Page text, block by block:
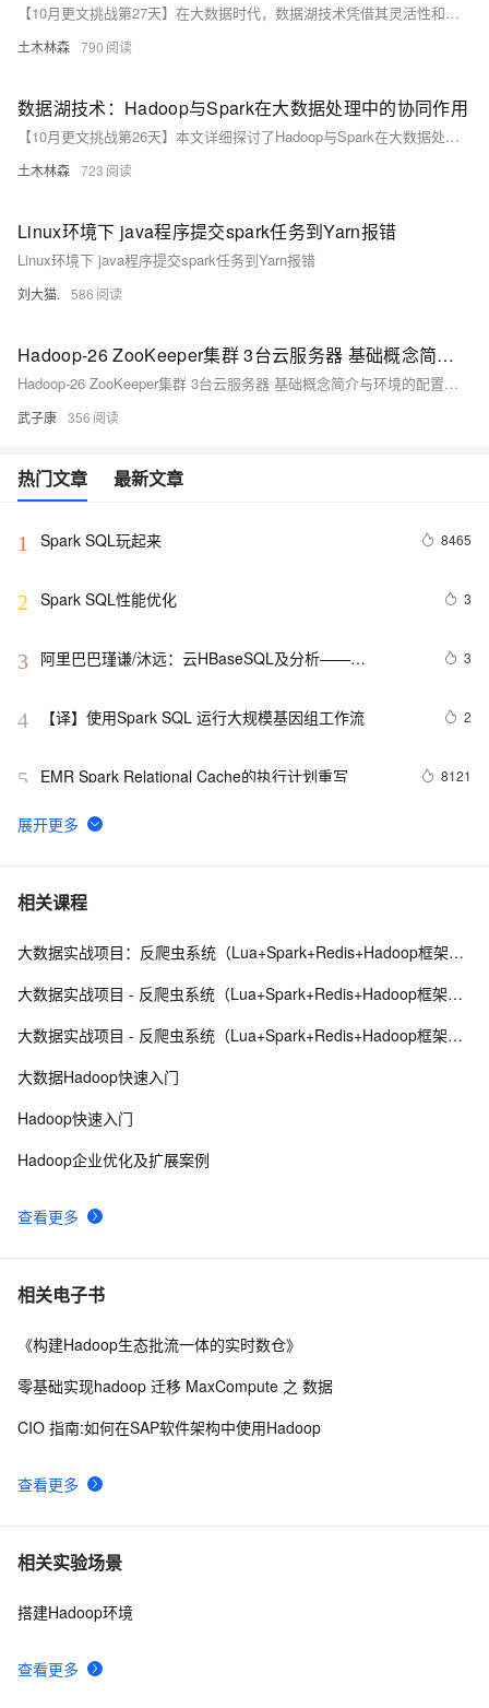
【10月更文挑战第27天】在大数据时代，数据湖技术凭借其灵活性和成本效益成为企业存储和分析大规模异构数据的首选。Hadoop和Spark作为数据湖技术的核心组件，通过HDFS存储数据和Spark进行高效计算，实现了数据处理的优化。本文探讨了Hadoop与Spark的最佳实践，包括数据存储、处理、安全和可视化等方面，展示了它们在实际应用中的协同效应。
土木林森 790
数据湖技术：Hadoop与Spark在大数据处理中的协同作用
【10月更文挑战第26天】本文详细探讨了Hadoop与Spark在大数据处理中的协同作用，通过具体案例展示了两者的最佳实践。Hadoop的HDFS和MapReduce负责数据存储和预处理，确保高可靠性和容错性；Spark则凭借其高性能和丰富的API，进行深度分析和机器学习，实现高效的批处理和实时处理。
土木林森 723
Linux环境下 java程序提交spark任务到Yarn报错
Linux环境下 java程序提交spark任务到Yarn报错
刘大猫. 586
Hadoop-26 ZooKeeper集群 3台云服务器 基础概念简介与环境的配置使用 架构组成 分布式协调框架 Leader Follower Observer
Hadoop-26 ZooKeeper集群 3台云服务器 基础概念简介与环境的配置使用 架构组成 分布式协调框架 Leader Follower Observer
武子康 356
热门文章 最新文章
1 Spark SQL玩起来 8465
2 Spark SQL性能优化 3
3
阿里巴巴瑾谦/沐远：云HBaseSQL及分析——
3
4 【译】使用Spark SQL 运行大规模基因组工作流 2
5 EMR Spark Relational Cache的执行计划重写 8121
6
Spark 【Spark SQL（一）DataFrame的创建、保存与基
7 spark中连接oracle报异常java.sql.SQLException: No
8 10月17日Spark社区直播【Tablestore Spark
处理】
397
10查看spark是否有僵尸进程，有的话，先杀掉。可以使
相关课程
查看更多
大数据实战项目：反爬虫系统（Lua+Spark+Redis+Hadoop框架搭建）第五阶段
大数据实战项目 - 反爬虫系统（Lua+Spark+Redis+Hadoop框架搭建）第六阶段
大数据实战项目 - 反爬虫系统（Lua+Spark+Redis+Hadoop框架搭建）第七阶段
大数据Hadoop快速入门
Hadoop快速入门
Hadoop企业优化及扩展案例
相关电子书
查看更多
《构建Hadoop生态批流一体的实时数仓》
零基础实现hadoop 迁移 MaxCompute 之 数据
CIO 指南:如何在SAP软件架构中使用Hadoop
相关实验场景
查看更多
搭建Hadoop环境